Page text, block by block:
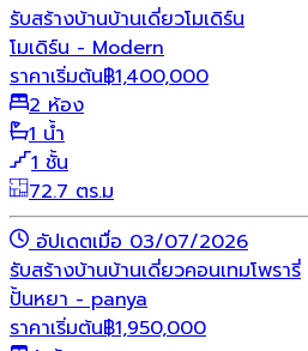
รับสร้างบ้านบ้านเดี่ยวโมเดิร์น
โมเดิร์น - Modern
ราคาเริ่มต้น฿1,400,000
2 ห้อง
1 น้ำ
1 ชั้น
72.7 ตร.ม
อัปเดตเมื่อ 03/07/2026
รับสร้างบ้านบ้านเดี่ยวคอนเทมโพรารี่
ปั้นหยา - panya
ราคาเริ่มต้น฿1,950,000